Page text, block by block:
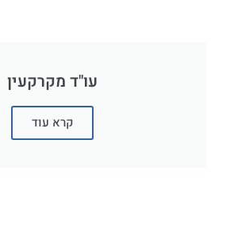
עו"ד מקרקעין
קרא עוד